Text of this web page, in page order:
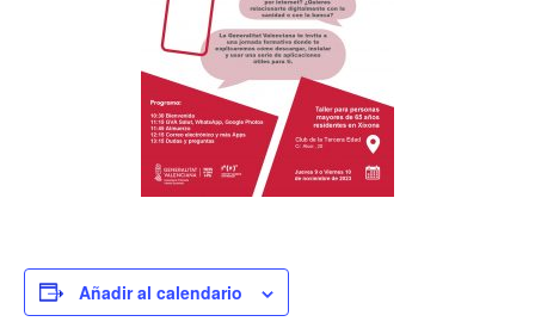
Añadir al calendario